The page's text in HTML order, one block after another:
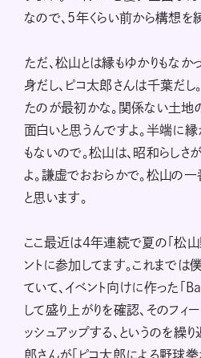
なので、5年くらい前から構想を
ただ、松山とは縁もゆかりもなか
身だし、ピコ太郎さんは千葉だ
たのが最初かな。関係ない土地
面白いと思うんですよ。半端に縁
もないので。松山は、昭和らしさ
よ。謙虚でおおらかで。松山の
と思います。
ここ最近は4年連続で夏の「松山
ントに参加してます。これまでは
ていて、イベント向けに作った
して盛り上がりを確認、そのフィ
ッシュアップする、というのを繰
郎さんが「ピコ太郎による野球拳